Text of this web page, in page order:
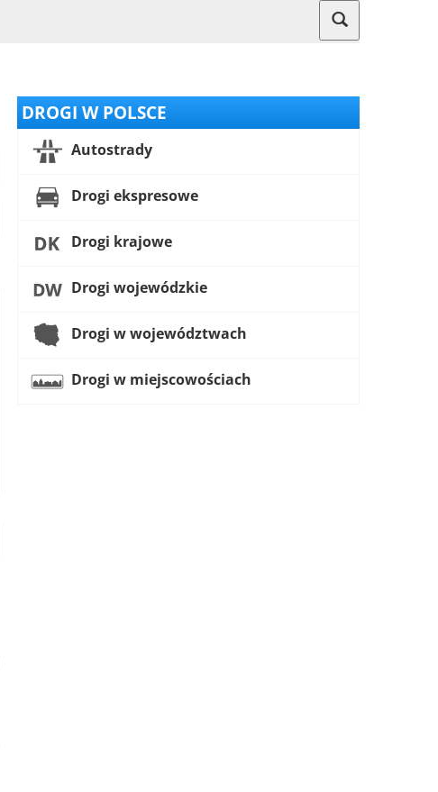
DROGI W POLSCE
Autostrady
Drogi ekspresowe
Drogi krajowe
Drogi wojewódzkie
Drogi w województwach
Drogi w miejscowościach